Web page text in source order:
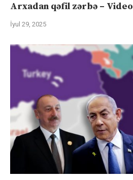
Arxadan qəfil zərbə – Video
İyul 29, 2025